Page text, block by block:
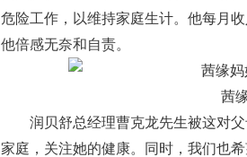
危险工作，以维持家庭生计。他每月
他倍感无奈和自责。
茜
润贝舒总经理曹克龙先生被这对
家庭，关注她的健康。同时，我们也